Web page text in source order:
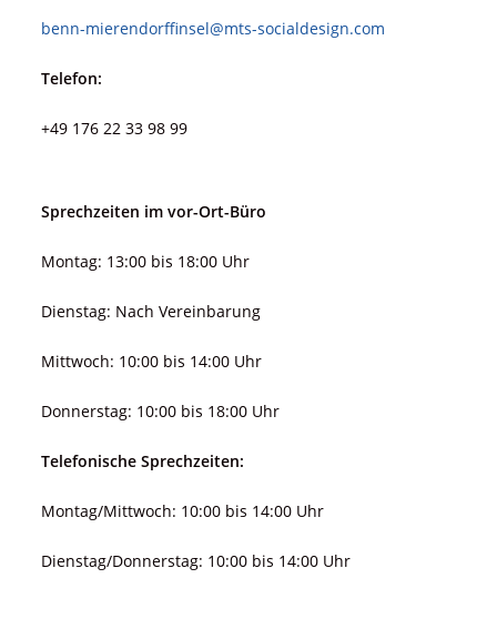
benn-mierendorffinsel@mts-socialdesign.com
Telefon:
+49 176 22 33 98 99
Sprechzeiten im vor-Ort-Büro
Montag: 13:00 bis 18:00 Uhr
Dienstag: Nach Vereinbarung
Mittwoch: 10:00 bis 14:00 Uhr
Donnerstag: 10:00 bis 18:00 Uhr
Telefonische Sprechzeiten:
Montag/Mittwoch: 10:00 bis 14:00 Uhr
Dienstag/Donnerstag: 10:00 bis 14:00 Uhr